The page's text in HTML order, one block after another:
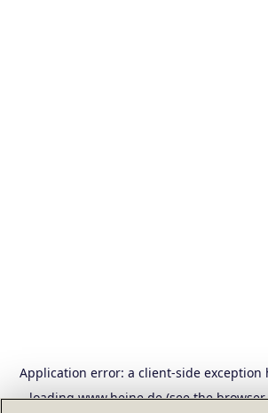
Application error: a client-side exception
loadingwww.heine.de(see the browser